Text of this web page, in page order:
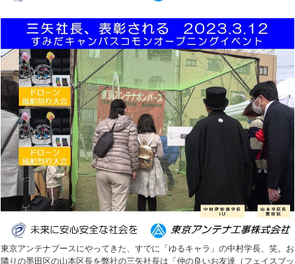
東京アンテナブースにやってきた、すでに「ゆるキャラ」の中村学長、笑。お
隣りの墨田区の山本区長を弊社の三矢社長は「仲の良いお友達（フェイスブッ